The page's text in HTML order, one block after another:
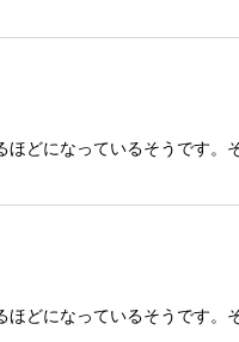
どになっているそうです
どになっているそうです